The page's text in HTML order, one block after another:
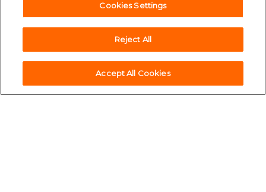
Cookies Settings
Reject All
Accept All Cookies